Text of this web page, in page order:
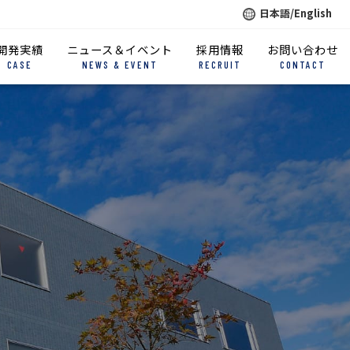
日本語/English
発実績
CASE
ニュース＆イベント
NEWS & EVENT
採用情報
RECRUIT
お問い合わせ
CONTACT